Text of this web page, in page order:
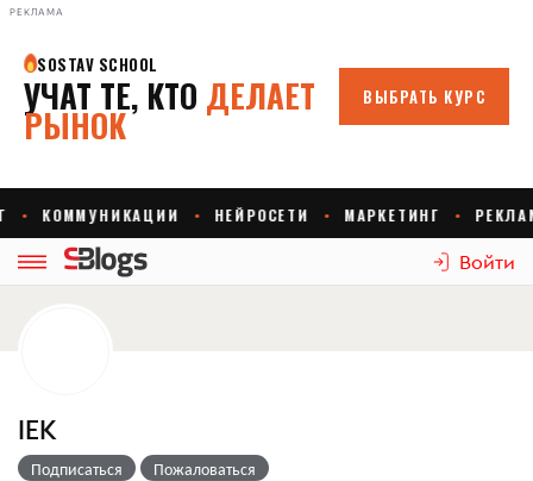
РЕКЛАМА
Войти
IEK
Подписаться Пожаловаться